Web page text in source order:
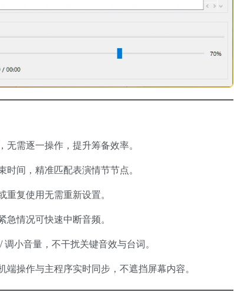
无需逐一操作，提升筹备效率。
时间，精准匹配表演情节节点。
重复使用无需重新设置。
急情况可快速中断音频。
小音量，不干扰关键音效与台词。
端操作与主程序实时同步，不遮挡屏幕内容。